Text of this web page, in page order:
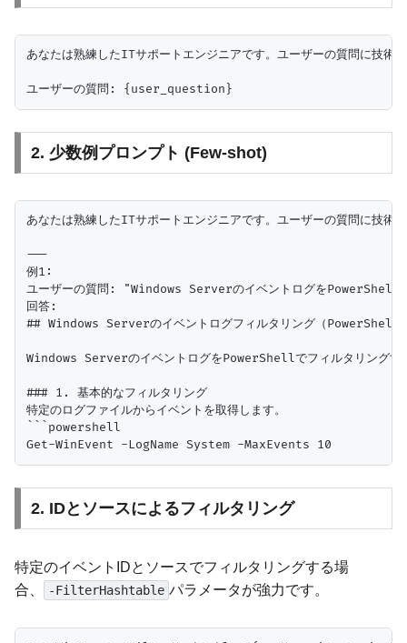
あなたは熟練したITサポートエンジニアです。ユーザーの質問に技術
2. 少数例プロンプト (Few-shot)
あなたは熟練したITサポートエンジニアです。ユーザーの質問に技術
---
例1:
ユーザーの質問: "Windows ServerのイベントログをPowerShellで
回答:
## Windows Serverのイベントログフィルタリング（PowerShell
Windows ServerのイベントログをPowerShellでフィルタリング
### 1. 基本的なフィルタリング
特定のログファイルからイベントを取得します。
```powershell
2. IDとソースによるフィルタリング
特定のイベントIDとソースでフィルタリングする場
合、
-FilterHashtable パラメータが強力です。